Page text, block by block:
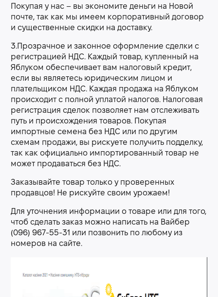
Покупая у нас – вы экономите деньги на Новой
почте, так как мы имеем корпоративный договор
и существенные скидки на доставку.
3.Прозрачное и законное оформление сделки с
регистрацией НДС. Каждый товар, купленный на
Яблуком обеспечивает вам налоговый кредит,
если вы являетесь юридическим лицом и
плательщиком НДС. Каждая продажа на Яблуком
происходит с полной уплатой налогов. Налоговая
регистрация сделок позволяет нам отслеживать
путь и происхождения товаров. Покупая
импортные семена без НДС или по другим
схемам продажи, вы рискуете получить подделку,
так как официально импортированный товар не
может продаваться без НДС.
Заказывайте товар только у проверенных
продавцов! Не рискуйте своим урожаем!
Для уточнения информации о товаре или для того,
чтоб сделать заказ можно написать на Вайбер
(096) 967-55-31 или позвонить по любому из
номеров на сайте.